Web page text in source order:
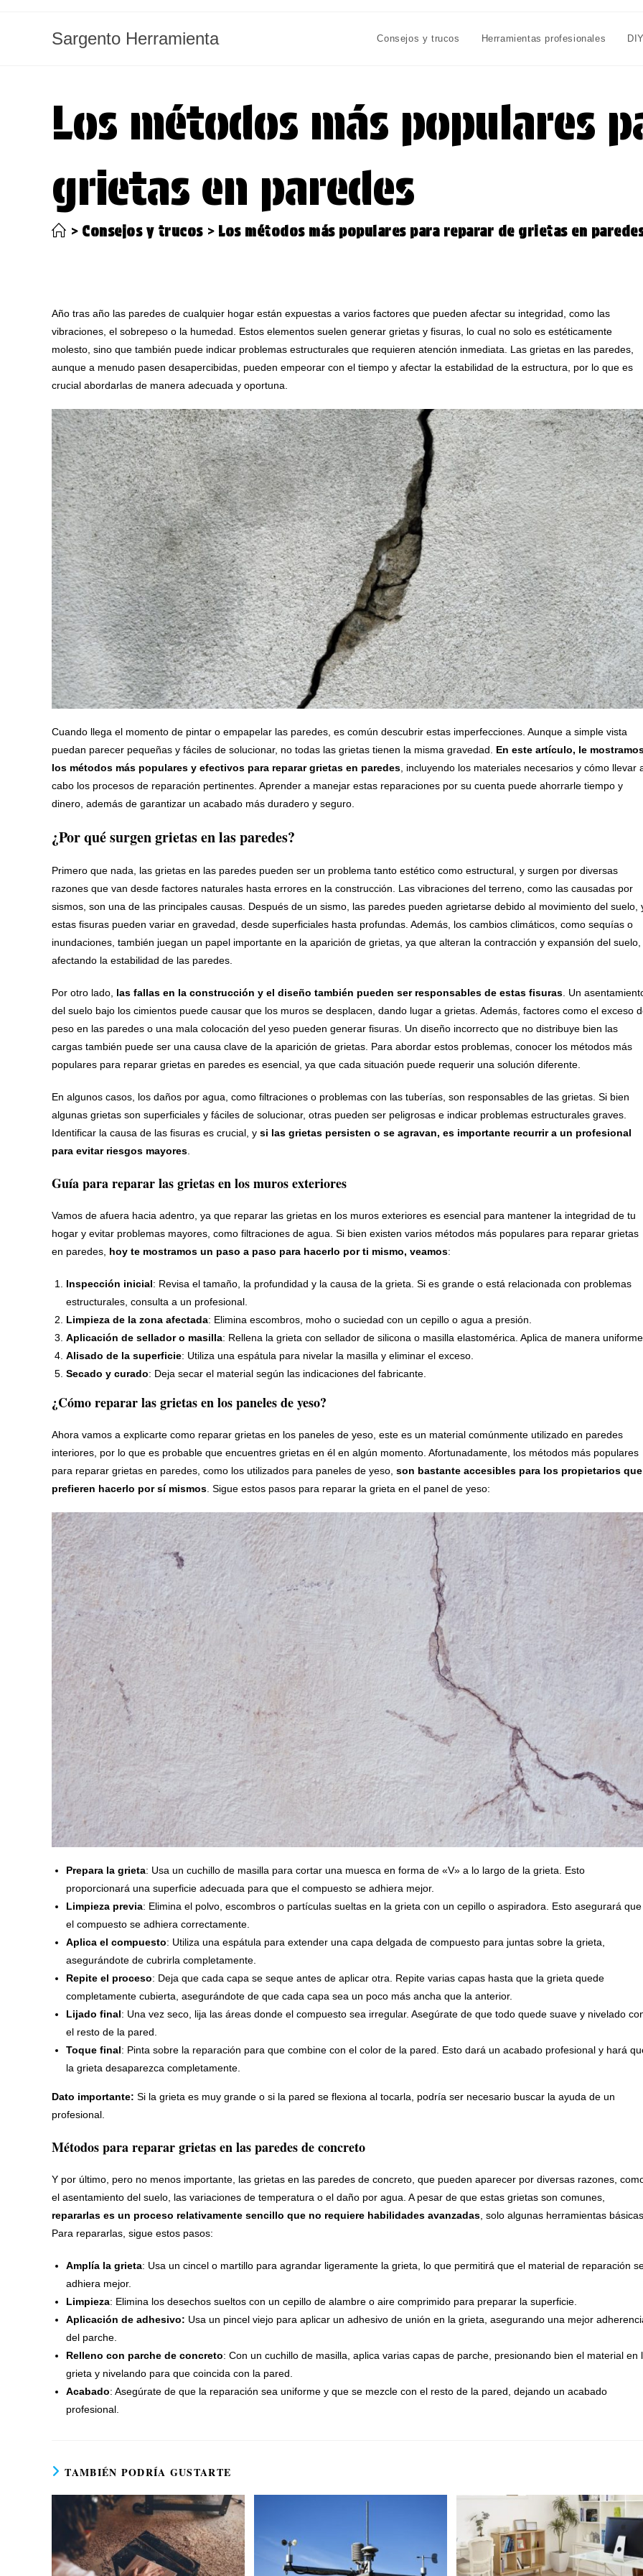
Sargento Herramienta Consejos y trucos Herramientas profesionales
Los métodos más populares
grietas en paredes
> Consejos y trucos > Los métodos más populares para reparar de grietas en
Año tras año las paredes de cualquier hogar están expuestas a varios factores que pueden afectar su integridad, como las
vibraciones, el sobrepeso o la humedad. Estos elementos suelen generar grietas y fisuras, lo cual no solo es estéticamente
molesto, sino que también puede indicar problemas estructurales que requieren atención inmediata. Las grietas en las paredes,
aunque a menudo pasen desapercibidas, pueden empeorar con el tiempo y afectar la estabilidad de la estructura, por lo que es
crucial abordarlas de manera adecuada y oportuna.
Cuando llega el momento de pintar o empapelar las paredes, es común descubrir estas imperfecciones. Aunque a simple vista
puedan parecer pequeñas y fáciles de solucionar, no todas las grietas tienen la misma gravedad. En este artículo, le
los métodos más populares y efectivos para reparar grietas en paredes , incluyendo los materiales necesarios y cómo llevar
cabo los procesos de reparación pertinentes. Aprender a manejar estas reparaciones por su cuenta puede ahorrarle tiempo y
dinero, además de garantizar un acabado más duradero y seguro.
¿Por qué surgen grietas en las paredes?
Primero que nada, las grietas en las paredes pueden ser un problema tanto estético como estructural, y surgen por diversas
razones que van desde factores naturales hasta errores en la construcción. Las vibraciones del terreno, como las causadas por
sismos, son una de las principales causas. Después de un sismo, las paredes pueden agrietarse debido al movimiento del suelo,
estas fisuras pueden variar en gravedad, desde superficiales hasta profundas. Además, los cambios climáticos, como sequías o
inundaciones, también juegan un papel importante en la aparición de grietas, ya que alteran la contracción y expansión del suelo,
afectando la estabilidad de las paredes.
Por otro lado, las fallas en la construcción y el diseño también pueden ser responsables de estas fisuras . Un
del suelo bajo los cimientos puede causar que los muros se desplacen, dando lugar a grietas. Además, factores como el exceso
peso en las paredes o una mala colocación del yeso pueden generar fisuras. Un diseño incorrecto que no distribuye bien las
cargas también puede ser una causa clave de la aparición de grietas. Para abordar estos problemas, conocer los métodos más
populares para reparar grietas en paredes es esencial, ya que cada situación puede requerir una solución diferente.
En algunos casos, los daños por agua, como filtraciones o problemas con las tuberías, son responsables de las grietas. Si bien
algunas grietas son superficiales y fáciles de solucionar, otras pueden ser peligrosas e indicar problemas estructurales graves.
Identificar la causa de las fisuras es crucial, y si las grietas persisten o se agravan, es importante recurrir a un profesional
para evitar riesgos mayores
Guía para reparar las grietas en los muros exteriores
Vamos de afuera hacia adentro, ya que reparar las grietas en los muros exteriores es esencial para mantener la integridad de tu
hogar y evitar problemas mayores, como filtraciones de agua. Si bien existen varios métodos más populares para reparar grietas
en paredes, hoy te mostramos un paso a paso para hacerlo por ti mismo, veamos:
Inspección inicial: Revisa el tamaño, la profundidad y la causa de la grieta. Si es grande o está relacionada con problemas
estructurales, consulta a un profesional.
Limpieza de la zona afectada: Elimina escombros, moho o suciedad con un cepillo o agua a presión.
Aplicación de sellador o masilla: Rellena la grieta con sellador de silicona o masilla elastomérica. Aplica de manera
Alisado de la superficie: Utiliza una espátula para nivelar la masilla y eliminar el exceso.
Secado y curado: Deja secar el material según las indicaciones del fabricante.
¿Cómo reparar las grietas en los paneles de yeso?
Ahora vamos a explicarte como reparar grietas en los paneles de yeso, este es un material comúnmente utilizado en paredes
interiores, por lo que es probable que encuentres grietas en él en algún momento. Afortunadamente, los métodos más populares
para reparar grietas en paredes, como los utilizados para paneles de yeso, son bastante accesibles para los propietarios que
prefieren hacerlo por sí mismos . Sigue estos pasos para reparar la grieta en el panel de yeso:
Prepara la grieta: Usa un cuchillo de masilla para cortar una muesca en forma de «V» a lo largo de la grieta. Esto
proporcionará una superficie adecuada para que el compuesto se adhiera mejor.
Limpieza previa: Elimina el polvo, escombros o partículas sueltas en la grieta con un cepillo o aspiradora. Esto asegurará que
el compuesto se adhiera correctamente.
Aplica el compuesto: Utiliza una espátula para extender una capa delgada de compuesto para juntas sobre la grieta,
asegurándote de cubrirla completamente.
Repite el proceso: Deja que cada capa se seque antes de aplicar otra. Repite varias capas hasta que la grieta quede
completamente cubierta, asegurándote de que cada capa sea un poco más ancha que la anterior.
Lijado final: Una vez seco, lija las áreas donde el compuesto sea irregular. Asegúrate de que todo quede suave y nivelado
el resto de la pared.
Toque final: Pinta sobre la reparación para que combine con el color de la pared. Esto dará un acabado profesional y hará
la grieta desaparezca completamente.
Dato importante: Si la grieta es muy grande o si la pared se flexiona al tocarla, podría ser necesario buscar la ayuda de un
profesional.
Métodos para reparar grietas en las paredes de concreto
Y por último, pero no menos importante, las grietas en las paredes de concreto, que pueden aparecer por diversas razones,
el asentamiento del suelo, las variaciones de temperatura o el daño por agua. A pesar de que estas grietas son comunes,
repararlas es un proceso relativamente sencillo que no requiere habilidades avanzadas, solo algunas herramientas
Para repararlas, sigue estos pasos:
Amplía la grieta: Usa un cincel o martillo para agrandar ligeramente la grieta, lo que permitirá que el material de reparación
adhiera mejor.
Limpieza: Elimina los desechos sueltos con un cepillo de alambre o aire comprimido para preparar la superficie.
Aplicación de adhesivo: Usa un pincel viejo para aplicar un adhesivo de unión en la grieta, asegurando una mejor
del parche.
Relleno con parche de concreto: Con un cuchillo de masilla, aplica varias capas de parche, presionando bien el material en
grieta y nivelando para que coincida con la pared.
Acabado: Asegúrate de que la reparación sea uniforme y que se mezcle con el resto de la pared, dejando un acabado
profesional.
TAMBIÉN PODRÍA GUSTARTE